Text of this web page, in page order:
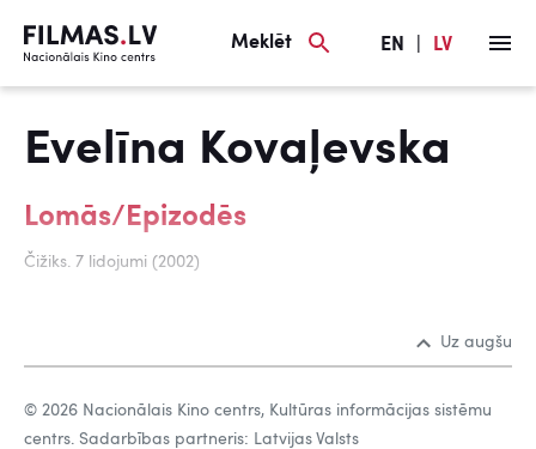
Meklēt EN LV
Evelīna Kovaļevska
Lomās/Epizodēs
Čižiks. 7 lidojumi (2002)
Uz augšu
© 2026 Nacionālais Kino centrs, Kultūras informācijas sistēmu
centrs. Sadarbības partneris: Latvijas Valsts